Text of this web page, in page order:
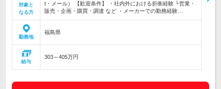
対象と
なる方
t・メール） 【歓迎条件】 ・社内外における折衝経験 └営業・
販売・企画・購買・調達 など ・メーカーでの勤務経験…
勤務地
福島県
給与
303～405万円